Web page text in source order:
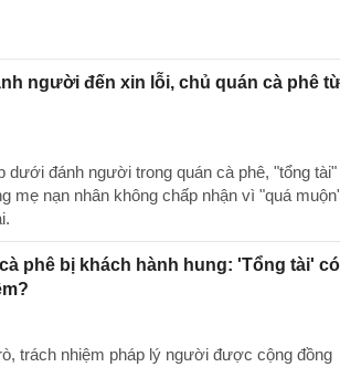
người đến xin lỗi, chủ quán cà phê
dưới đánh người trong quán cà phê, "tổng tài"
mẹ nạn nhân không chấp nhận vì "quá
phê bị khách hành hung: 'Tổng tài' có
trách nhiệm pháp lý người được cộng đồng